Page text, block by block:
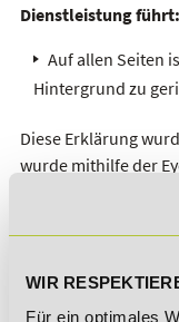
WIR
Für ein optimales
Dienstleistung führt:
Auf allen Seiten
Hintergrund zu
Diese Erklärung
wurde mithilfe der
erstellt. Eye-
Inclusion GmbH -
Diese Erklärung